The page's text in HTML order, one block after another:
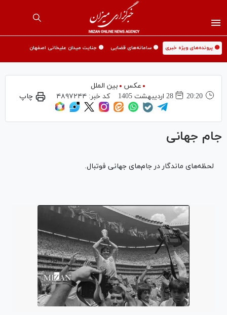
🟡 پرونده‌های ویژه خبری 🟡 سامانه‌های قضایی 🟡 جنایت میدان علیخانی اصفهان
عکس
بین الملل
20:20
28 ارديبهشت 1405 کد خبر: ۴۸۹۷۲۴۴ چاپ
جام جهانی
لحظه‌های ماندگار در جام‌های جهانی فوتبال.